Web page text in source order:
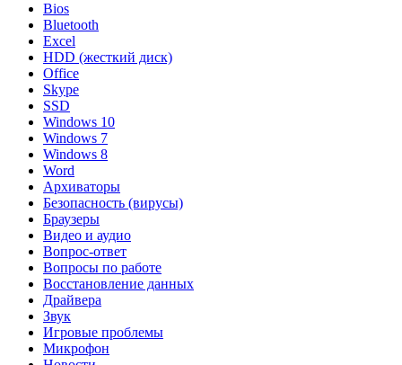
Bios
Bluetooth
Excel
HDD (жесткий диск)
Office
Skype
SSD
Windows 10
Windows 7
Windows 8
Word
Архиваторы
Безопасность (вирусы)
Браузеры
Видео и аудио
Вопрос-ответ
Вопросы по работе
Восстановление данных
Драйвера
Звук
Игровые проблемы
Микрофон